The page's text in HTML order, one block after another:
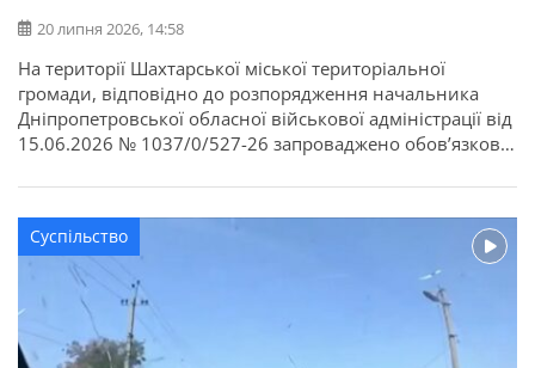
20 липня 2026, 14:58
На території Шахтарської міської територіальної
громади, відповідно до розпорядження начальника
Дніпропетровської обласної військової адміністрації від
15.06.2026 № 1037/0/527-26 запроваджено обов’язкову
батьками, особами, які їх замінюють, або іншими
законними представниками. Про це повідомляє
Шахтарська міська рада. Евакуаційні заходи розпочато з
15 червня 2026 року. Евакуація здійснюється
безкоштовно. Реєстрація […]
Суспільство